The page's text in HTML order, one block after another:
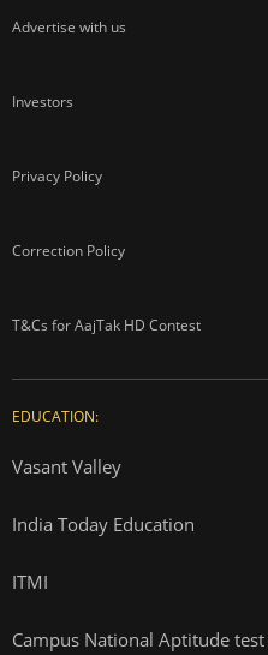
Advertise with us
Investors
Privacy Policy
Correction Policy
T&Cs for AajTak HD Contest
EDUCATION:
Vasant Valley
India Today Education
ITMI
Campus National Aptitude test